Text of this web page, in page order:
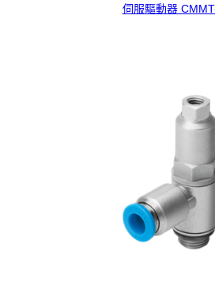
伺服驅動器